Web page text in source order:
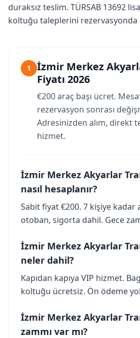
duraksız teslim. TÜRSAB 13692
koltuğu taleplerini
1
İzmir Merkez
Fiyatı 2026
€200 araç başı ücret.
rezervasyon sonrası
Adresinizden alım, direkt
hizmet.
İzmir Merkez Akyarlar
nasıl hesaplanır?
Sabit fiyat €200. 7 kişiye kadar
otoban, sigorta dahil. Gece
İzmir Merkez Akyarlar
neler dahil?
Kapıdan kapıya VIP hizmet.
koltuğu ücretsiz. Ön ödeme
İzmir Merkez Akyarlar
zammı var mı?